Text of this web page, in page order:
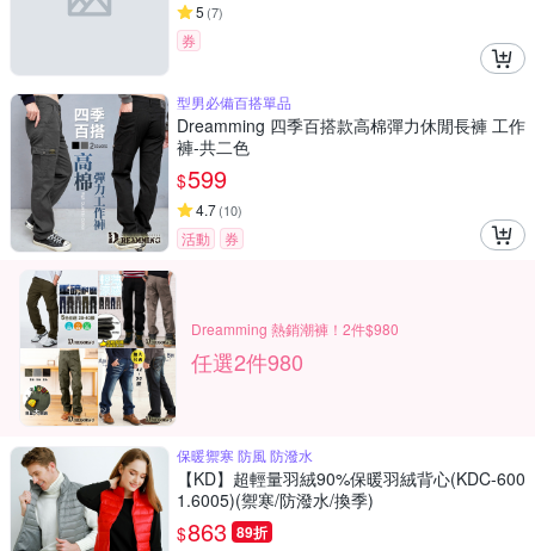
5 (7)
券
型男必備百搭單品
Dreamming 四季百搭款高棉彈力休閒長褲 工作
褲-共二色
$599
4.7(10)
活動 券
Dreamming 熱銷潮褲！2件$980
任選2件980
保暖禦寒 防風 防潑水
【KD】超輕量羽絨90%保暖羽絨背心(KDC-600
1.6005)(禦寒/防潑水/換季)
$863 89折